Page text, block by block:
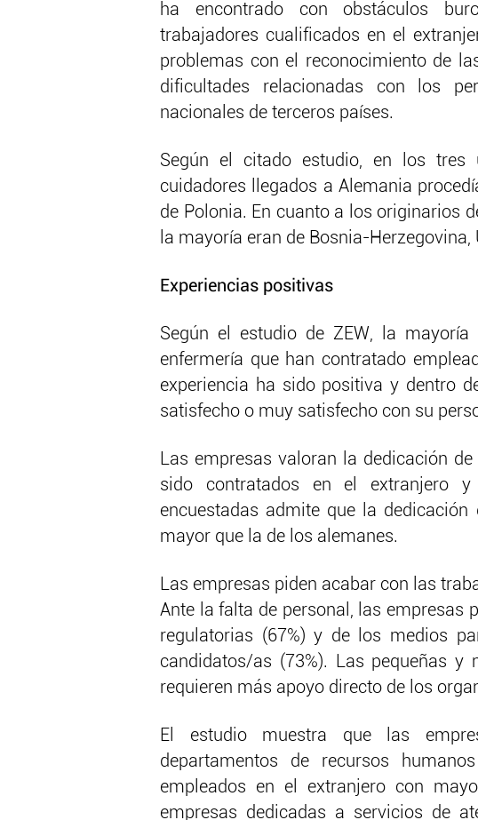
ha encontrado con obstáculos
trabajadores cualificados en el
problemas con el reconocimiento de
dificultades relacionadas con los
nacionales de terceros países.
Según el citado estudio, en los
cuidadores llegados a Alemania
de Polonia. En cuanto a los originarios
la mayoría eran de Bosnia-
Experiencias positivas
Según el estudio de ZEW, la
enfermería que han contratado
experiencia ha sido positiva y dentro
satisfecho o muy satisfecho con su
Las empresas valoran la dedicación
sido contratados en el extranjero
encuestadas admite que la
mayor que la de los alemanes.
Las empresas piden acabar con las
Ante la falta de personal, las empresas
regulatorias (67%) y de los medios
candidatos/as (73%). Las pequeñas y
requieren más apoyo directo de los
El estudio muestra que las
departamentos de recursos
empleados en el extranjero con
empresas dedicadas a servicios de